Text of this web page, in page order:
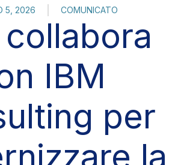
5, 2026 COMUNICATO
IBM
per
la